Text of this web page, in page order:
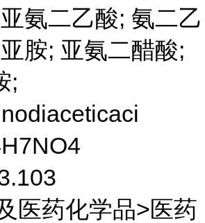
氨二乙酸; 氨二乙
胺; 亚氨二醋酸;
;
医药化学品>医药